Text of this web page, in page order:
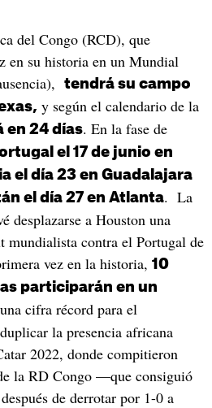
del Congo (RCD), que
en su historia en un Mundial
tendrá su campo
y según el calendario de la
en 24 días. En la fase de
el 17 de junio en
el día 23 en Guadalajara
el día 27 en Atlanta. La
desplazarse a Houston una
mundialista contra el Portugal de
vez en la historia, 10
participarán en un
una cifra récord para el
la presencia africana
2022, donde compitieron
la RD Congo —que consiguió
de derrotar por 1-0 a